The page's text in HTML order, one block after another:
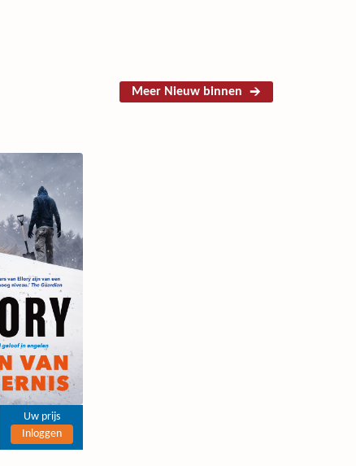
Meer Nieuw binnen
Uw prijs
Inloggen